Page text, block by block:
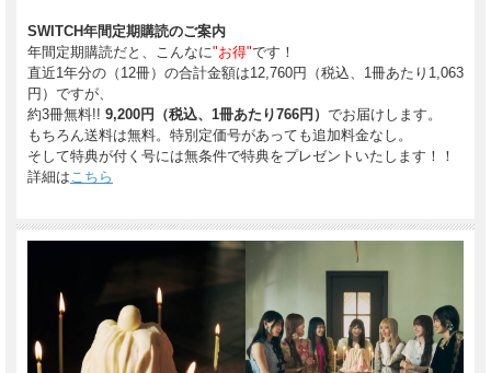
SWITCH年間定期購読のご案内
年間定期購読だと、こんなに"お得"です！
直近1年分の（12冊）の合計金額は12,760円（税込、1冊あたり1,063
円）ですが、
約3冊無料!! 9,200円（税込、1冊あたり766円） でお届けします。
もちろん送料は無料。特別定価号があっても追加料金なし。
そして特典が付く号には無条件で特典をプレゼントいたします！！
詳細はこちら